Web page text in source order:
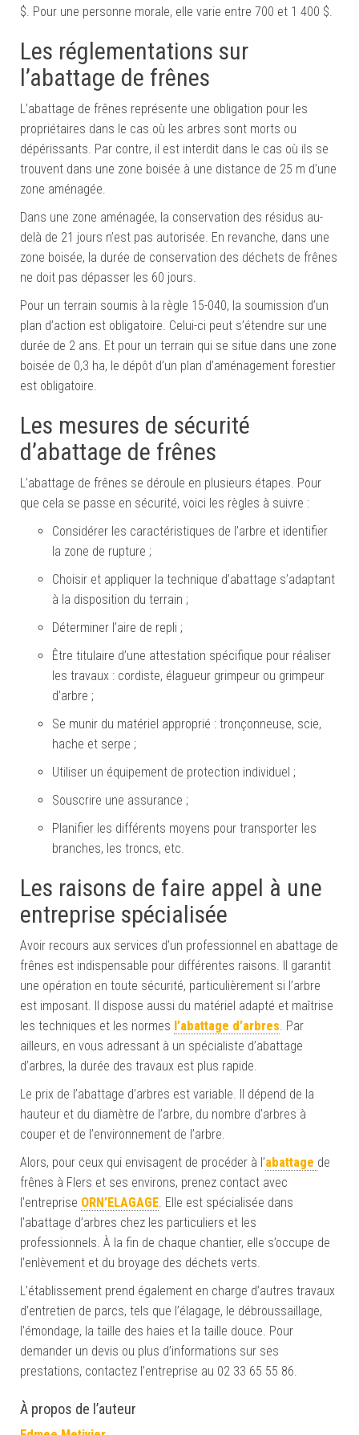
$. Pour une personne morale, elle varie entre 700 et 1 400 $.
Les réglementations sur
l’abattage de frênes
L’abattage de frênes représente une obligation pour les
propriétaires dans le cas où les arbres sont morts ou
dépérissants. Par contre, il est interdit dans le cas où ils se
trouvent dans une zone boisée à une distance de 25 m d’une
zone aménagée.
Dans une zone aménagée, la conservation des résidus au-
delà de 21 jours n’est pas autorisée. En revanche, dans une
zone boisée, la durée de conservation des déchets de frênes
ne doit pas dépasser les 60 jours.
Pour un terrain soumis à la règle 15-040, la soumission d’un
plan d’action est obligatoire. Celui-ci peut s’étendre sur une
durée de 2 ans. Et pour un terrain qui se situe dans une zone
boisée de 0,3 ha, le dépôt d’un plan d’aménagement forestier
est obligatoire.
Les mesures de sécurité
d’abattage de frênes
L’abattage de frênes se déroule en plusieurs étapes. Pour
que cela se passe en sécurité, voici les règles à suivre :
Considérer les caractéristiques de l’arbre et identifier
la zone de rupture ;
Choisir et appliquer la technique d’abattage s’adaptant
à la disposition du terrain ;
Déterminer l’aire de repli ;
Être titulaire d’une attestation spécifique pour réaliser
les travaux : cordiste, élagueur grimpeur ou grimpeur
d’arbre ;
Se munir du matériel approprié : tronçonneuse, scie,
hache et serpe ;
Utiliser un équipement de protection individuel ;
Souscrire une assurance ;
Planifier les différents moyens pour transporter les
branches, les troncs, etc.
Les raisons de faire appel à une
entreprise spécialisée
Avoir recours aux services d’un professionnel en abattage de
frênes est indispensable pour différentes raisons. Il garantit
une opération en toute sécurité, particulièrement si l’arbre
est imposant. Il dispose aussi du matériel adapté et maîtrise
les techniques et les normes l’abattage d’arbres. Par
ailleurs, en vous adressant à un spécialiste d’abattage
d’arbres, la durée des travaux est plus rapide.
Le prix de l’abattage d’arbres est variable. Il dépend de la
hauteur et du diamètre de l’arbre, du nombre d’arbres à
couper et de l’environnement de l’arbre.
Alors, pour ceux qui envisagent de procéder à l’abattage de
frênes à Flers et ses environs, prenez contact avec
l’entreprise ORN’ELAGAGE. Elle est spécialisée dans
l’abattage d’arbres chez les particuliers et les
professionnels. À la fin de chaque chantier, elle s’occupe de
l’enlèvement et du broyage des déchets verts.
L’établissement prend également en charge d’autres travaux
d’entretien de parcs, tels que l’élagage, le débroussaillage,
l’émondage, la taille des haies et la taille douce. Pour
demander un devis ou plus d’informations sur ses
prestations, contactez l’entreprise au 02 33 65 55 86.
À propos de l’auteur